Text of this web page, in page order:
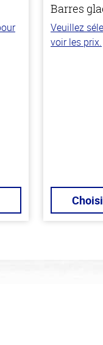
Barres
Veuillez
voir les prix.